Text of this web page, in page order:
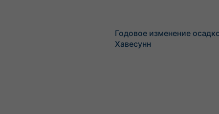
Годовое изменение
Хавесунн